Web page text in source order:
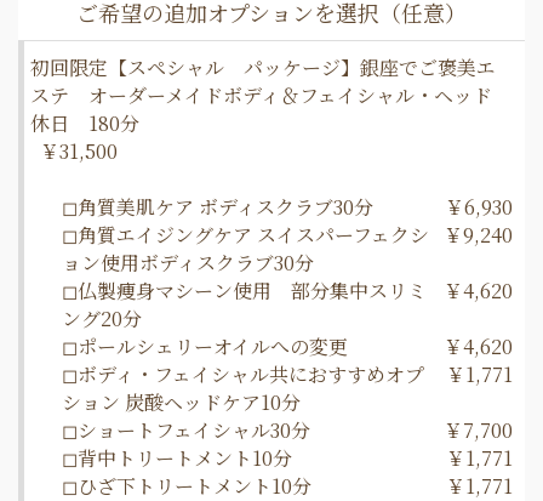
初回限定【スペシャル パッケージ】銀座でご褒美エ
ステ オーダーメイドボディ＆フェイシャル・ヘッド
休日 180分
￥31,500
◻︎角質美肌ケア ボディスクラブ30分
￥6,930
◻︎角質エイジングケア スイスパーフェクシ
ョン使用ボディスクラブ30分
￥9,240
◻︎仏製痩身マシーン使用 部分集中スリミ
ング20分
￥4,620
◻︎ポールシェリーオイルへの変更
￥4,620
◻︎ボディ・フェイシャル共におすすめオプ
ション 炭酸ヘッドケア10分
￥1,771
◻︎ショートフェイシャル30分
￥7,700
◻︎背中トリートメント10分
￥1,771
◻︎ひざ下トリートメント10分
￥1,771